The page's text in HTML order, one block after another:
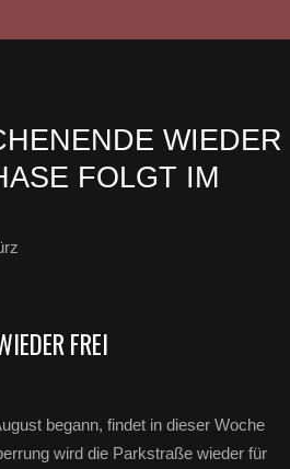
WIEDER O
FOLGT IM M
FREI
begann, findet in dieser Woche
wird die Parkstraße wieder für